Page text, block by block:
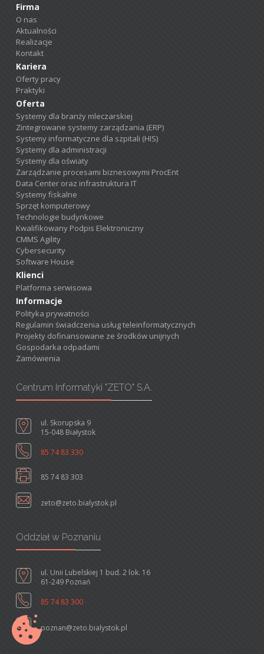
Firma
O nas
Aktualności
Realizacje
Kontakt
Kariera
Oferty pracy
Praktyki
Oferta
Systemy dla branży mleczarskiej
Zintegrowane systemy zarządzania (ERP)
Systemy informatyczne dla szpitali (HIS)
Systemy dla administracji
Systemy dla oświaty
Zarządzanie procesami biznesowymi ProcEnt
Data Center oraz infrastruktura IT
Systemy fiskalne
Sprzęt komputerowy
Technologie budynkowe
Kwalifikowany Podpis Elektroniczny
CMMS Agility
Cybersecurity
Software House
Klienci
Platforma serwisowa
Informacje
Polityka prywatności
Regulamin świadczenia usług teleinformatycznych
Projekty dofinansowane ze środków unijnych
Gospodarka odpadami
Zamówienia
Centrum Informatyki "ZETO" S.A.
ul. Skorupska 9
15-048 Białystok
85 74 83 330
85 74 83 303
zeto@zeto.bialystok.pl
Oddział w Poznaniu
ul. Unii Lubelskiej 1 bud. 2 lok. 16
61-249 Poznań
85 74 83 300
poznan@zeto.bialystok.pl